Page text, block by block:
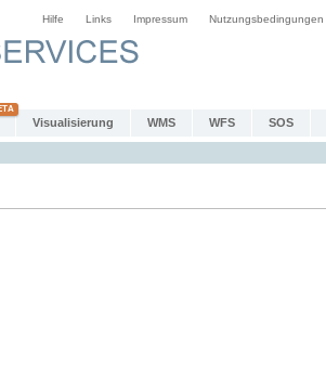
Hilfe Links Impressum Nutzungsbedingungen
Visualisierung WMS WFS SOS